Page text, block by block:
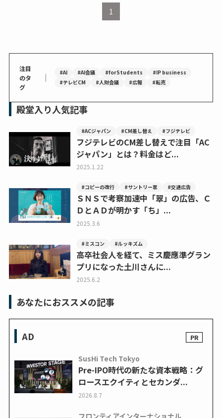
1
注目
のタ
グ
｜ #AI #AI会議 #forStudents
#IP business
#テレビCM
#人財会議 #広報 #転売
殿堂入り人気記事
#ACジャパン #CM差し替え #フジテレビ
フジテレビのCM差し替えで注目「AC
ジャパン」とは？料金はど...
2025.1.22
#コピーの改行 #サントリー翠 #交通広告
ＳＮＳで考察加速中「翠」の広告、Ｃ
ＤとＡＤが明かす「ち」...
2025.3.6
#ミスコン #ルッキズム
高卒社会人を経て、ミス慶應準グラン
プリになった土川さんに...
2025.6.2
あなたにおススメの記事
AD
SusHi Tech Tokyo
Pre-IPO時代の新たな資本戦略：グ
ロースエクイティとセカンダ...
2026.8.7
フロンティアインターナショナル